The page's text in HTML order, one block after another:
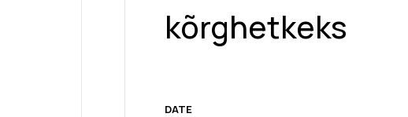
kõrghetkeks
DATE